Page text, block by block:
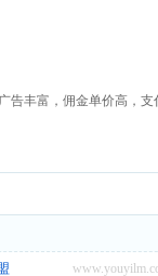
告丰富，佣金单价高，